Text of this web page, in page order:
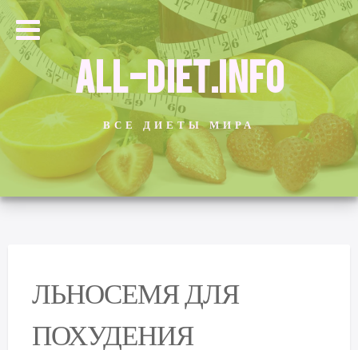
ALL-DIET.INFO
ВСЕ ДИЕТЫ МИРА
ЛЬНОСЕМЯ ДЛЯ
ПОХУДЕНИЯ